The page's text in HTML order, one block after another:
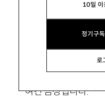
10일
정기구
로
요샌 커넬 샌더
여긴 금성입니다.